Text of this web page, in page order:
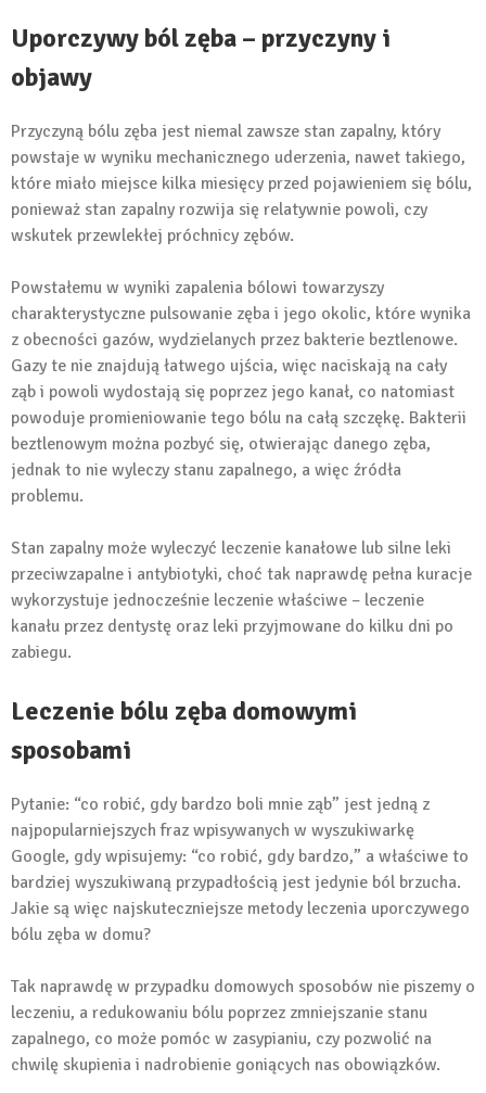
Uporczywy ból zęba – przyczyny i
objawy
Przyczyną bólu zęba jest niemal zawsze stan zapalny, który
powstaje w wyniku mechanicznego uderzenia, nawet takiego,
które miało miejsce kilka miesięcy przed pojawieniem się bólu,
ponieważ stan zapalny rozwija się relatywnie powoli, czy
wskutek przewlekłej próchnicy zębów.
Powstałemu w wyniki zapalenia bólowi towarzyszy
charakterystyczne pulsowanie zęba i jego okolic, które wynika
z obecności gazów, wydzielanych przez bakterie beztlenowe.
Gazy te nie znajdują łatwego ujścia, więc naciskają na cały
ząb i powoli wydostają się poprzez jego kanał, co natomiast
powoduje promieniowanie tego bólu na całą szczękę. Bakterii
beztlenowym można pozbyć się, otwierając danego zęba,
jednak to nie wyleczy stanu zapalnego, a więc źródła
problemu.
Stan zapalny może wyleczyć leczenie kanałowe lub silne leki
przeciwzapalne i antybiotyki, choć tak naprawdę pełna kuracje
wykorzystuje jednocześnie leczenie właściwe – leczenie
kanału przez dentystę oraz leki przyjmowane do kilku dni po
zabiegu.
Leczenie bólu zęba domowymi
sposobami
Pytanie: “co robić, gdy bardzo boli mnie ząb” jest jedną z
najpopularniejszych fraz wpisywanych w wyszukiwarkę
Google, gdy wpisujemy: “co robić, gdy bardzo,” a właściwe to
bardziej wyszukiwaną przypadłością jest jedynie ból brzucha.
Jakie są więc najskuteczniejsze metody leczenia uporczywego
bólu zęba w domu?
Tak naprawdę w przypadku domowych sposobów nie piszemy o
leczeniu, a redukowaniu bólu poprzez zmniejszanie stanu
zapalnego, co może pomóc w zasypianiu, czy pozwolić na
chwilę skupienia i nadrobienie goniących nas obowiązków.